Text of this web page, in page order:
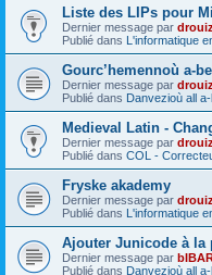
Liste des LIPs pour
Dernier message par
Publié dans L'informatique
Gourc’hemennoù a-
Dernier message par
Publié dans Danvezioù all
Medieval Latin -
Dernier message par
Publié dans COL -
Fryske akademy
Dernier message par
Publié dans L'informatique
Ajouter Junicode à la
Dernier message par
Publié dans Danvezioù all